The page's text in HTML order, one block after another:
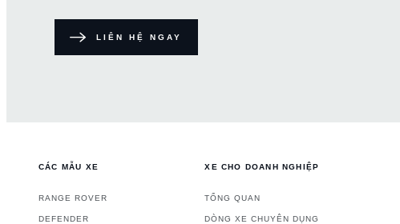
LIÊN HỆ NGAY
CÁC MẪU XE
RANGE ROVER
DEFENDER
XE CHO DOANH NGHIỆP
TỔNG QUAN
DÒNG XE CHUYÊN DỤNG